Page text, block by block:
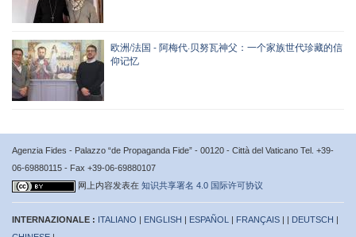
欧洲/法国 - 阿梅代·贝努瓦神父：一个家族世代珍藏的信
仰记忆
Agenzia Fides - Palazzo “de Propaganda Fide” - 00120 - Città del Vaticano Tel. +39-
06-69880115 - Fax +39-06-69880107
网上内容发表在 知识共享署名 4.0 国际许可协议
INTERNAZIONALE : ITALIANO | ENGLISH | ESPAÑOL | FRANÇAIS | | DEUTSCH |